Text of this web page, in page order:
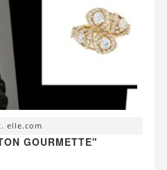
elle.com
GOURMETTE"